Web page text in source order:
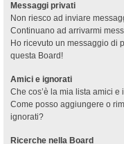
Messaggi privati
Non riesco ad inviare
Continuano ad arrivarmi
Ho ricevuto un messaggio di
questa Board!
Amici e ignorati
Che cos’è la mia lista amici e
Come posso aggiungere o
ignorati?
Ricerche nella Board